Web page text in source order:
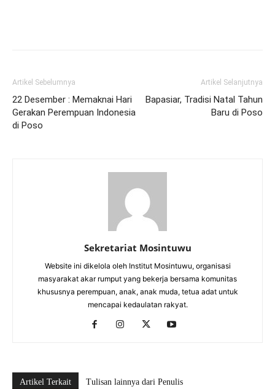
Artikel Sebelumnya
22 Desember : Memaknai Hari
Gerakan Perempuan Indonesia
di Poso
Artikel Selanjutnya
Bapasiar, Tradisi Natal Tahun
Baru di Poso
Sekretariat Mosintuwu
Website ini dikelola oleh Institut Mosintuwu, organisasi
masyarakat akar rumput yang bekerja bersama komunitas
khususnya perempuan, anak, anak muda, tetua adat untuk
mencapai kedaulatan rakyat.
Artikel Terkait Tulisan lainnya dari Penulis